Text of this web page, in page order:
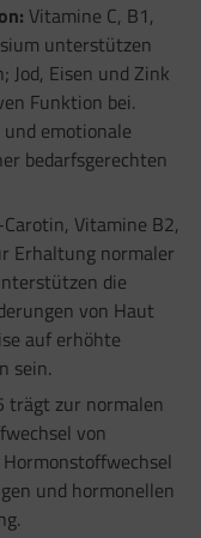
Vitamine C, B1,
unterstützen
Jod, Eisen und Zink
Funktion bei.
emotionale
bedarfsgerechten
Vitamine B2,
Erhaltung normaler
die
von Haut
auf erhöhte
sein.
trägt zur normalen
von
und hormonellen